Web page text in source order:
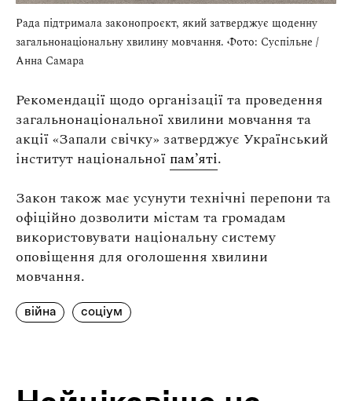
Рада підтримала законопроєкт, який затверджує щоденну
загальнонаціональну хвилину мовчання. Фото: Суспільне /
Анна Самара
Рекомендації щодо організації та проведення
загальнонаціональної хвилини мовчання та
акції «Запали свічку» затверджує Український
інститут національної пам’яті.
Закон також має усунути технічні перепони та
офіційно дозволити містам та громадам
використовувати національну систему
оповіщення для оголошення хвилини
мовчання.
війна соціум